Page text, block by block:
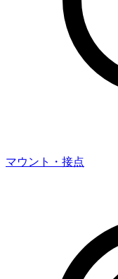
マウント・接点